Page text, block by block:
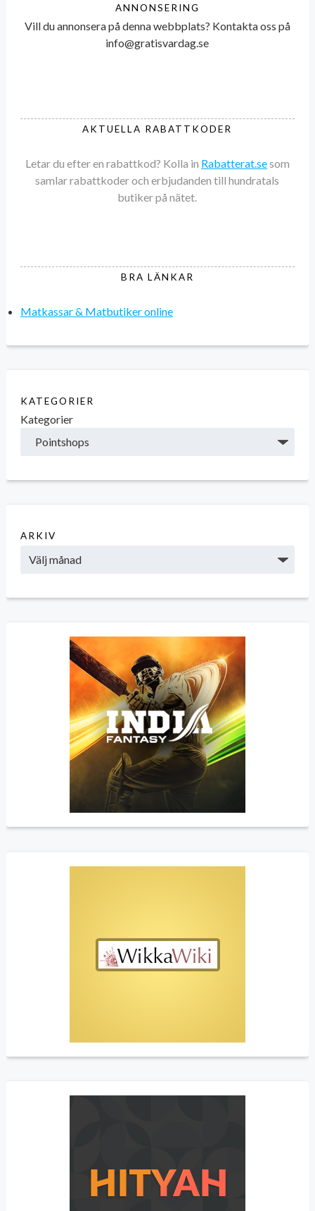
ANNONSERING
Vill du annonsera på denna webbplats? Kontakta oss på
info@gratisvardag.se
AKTUELLA RABATTKODER
Letar du efter en rabattkod? Kolla in Rabatterat.sesom
samlar rabattkoder och erbjudanden till hundratals
butiker på nätet.
BRA LÄNKAR
Matkassar & Matbutiker online
KATEGORIER
Kategorier
ARKIV